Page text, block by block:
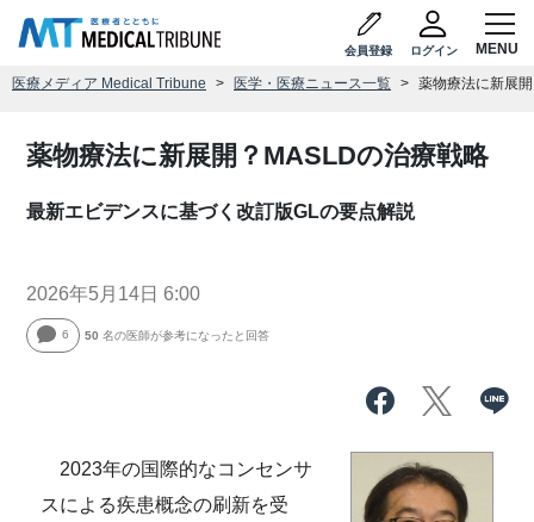
会員登録 ログイン
医療メディア Medical Tribune 医学・医療ニュース一覧 薬物療法に新展
薬物療法に新展開？MASLDの治療戦略
最新エビデンスに基づく改訂版GLの要点解説
2026年5月14日 6:00
6 50 名の医師が参考になったと回答
2023年の国際的なコンセンサ
スによる疾患概念の刷新を受